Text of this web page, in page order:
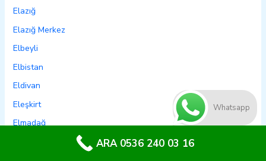
Elazığ
Elazığ Merkez
Elbeyli
Elbistan
Eldivan
Eleşkirt
Elmadağ
Whatsapp
ARA 0536 240 03 16